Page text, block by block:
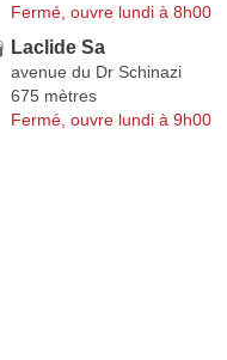
Fermé, ouvre lundi à 8h00
Laclide Sa
avenue du Dr Schinazi
675 mètres
Fermé, ouvre lundi à 9h00